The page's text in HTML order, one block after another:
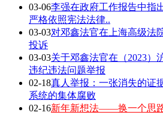
03-06李强在政府工作报告中指
严格依照宪法法律..
03-03对邓鑫法官在上海高级法
投诉
03-03关于邓鑫法官在（2023）
违纪违法问题举报
02-18真人举报：一张消失的证
系统的集体腐败
02-16新年新想法——换一个思